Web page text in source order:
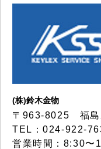
(株)鈴木金物
〒963-8025 福島
TEL：024-922-
営業時間：8:30〜